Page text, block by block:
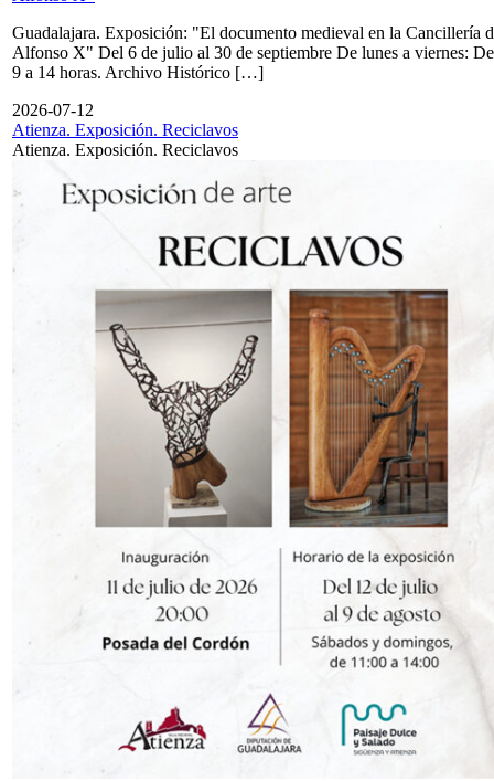
Guadalajara. Exposición: "El documento medieval en la Cancillería
Alfonso X" Del 6 de julio al 30 de septiembre De lunes a viernes: De
9 a 14 horas. Archivo Histórico […]
2026-07-12
Atienza. Exposición. Reciclavos
Atienza. Exposición. Reciclavos